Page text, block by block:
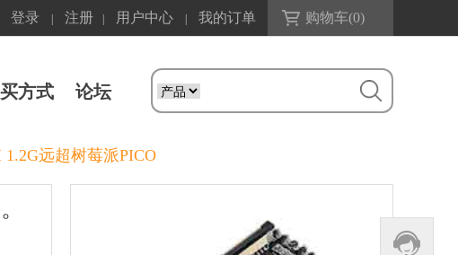
登录 注册 用户中心 我的订单 购物车(0)
方式 论坛
远超树莓派PICO